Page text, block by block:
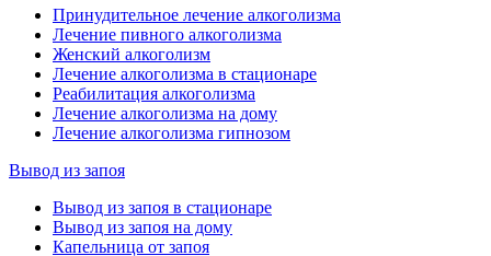
Принудительное лечение алкоголизма
Лечение пивного алкоголизма
Женский алкоголизм
Лечение алкоголизма в стационаре
Реабилитация алкоголизма
Лечение алкоголизма на дому
Лечение алкоголизма гипнозом
Вывод из запоя
Вывод из запоя в стационаре
Вывод из запоя на дому
Капельница от запоя